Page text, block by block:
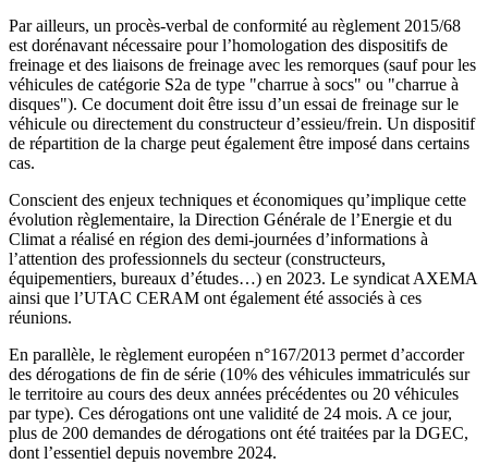
Par ailleurs, un procès-verbal de conformité au règlement 2015/68
est dorénavant nécessaire pour l’homologation des dispositifs de
freinage et des liaisons de freinage avec les remorques (sauf pour les
véhicules de catégorie S2a de type "charrue à socs" ou "charrue à
disques"). Ce document doit être issu d’un essai de freinage sur le
véhicule ou directement du constructeur d’essieu/frein. Un dispositif
de répartition de la charge peut également être imposé dans certains
cas.
Conscient des enjeux techniques et économiques qu’implique cette
évolution règlementaire, la Direction Générale de l’Energie et du
Climat a réalisé en région des demi-journées d’informations à
l’attention des professionnels du secteur (constructeurs,
équipementiers, bureaux d’études…) en 2023. Le syndicat AXEMA
ainsi que l’UTAC CERAM ont également été associés à ces
réunions.
En parallèle, le règlement européen n°167/2013 permet d’accorder
des dérogations de fin de série (10% des véhicules immatriculés sur
le territoire au cours des deux années précédentes ou 20 véhicules
par type). Ces dérogations ont une validité de 24 mois. A ce jour,
plus de 200 demandes de dérogations ont été traitées par la DGEC,
dont l’essentiel depuis novembre 2024.